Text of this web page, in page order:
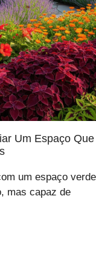
Um Espaço Que
um espaço verde
mas capaz de